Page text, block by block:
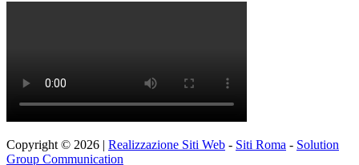
Copyright © 2026 | Realizzazione Siti Web - Siti Roma - Solution
Group Communication